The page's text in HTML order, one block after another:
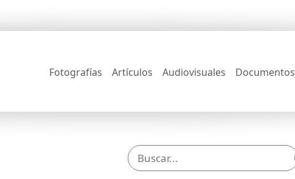
Fotografías Artículos Audiovisuales Documentos